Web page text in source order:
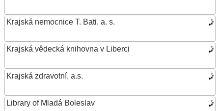
Krajská nemocnice T. Bati, a. s.
Krajská vědecká knihovna v Liberci
Krajská zdravotní, a.s.
Library of Mladá Boleslav